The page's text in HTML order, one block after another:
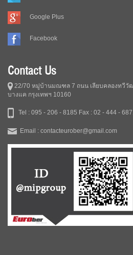
Google Plus
Facebook
Contact Us
22/70 หมู่บ้านมณฑล 7 ถนน เลียบคลองทวีวั
บางแค กรุงเทพฯ 10160
Tel : 095 - 206 - 8185 Fax : 02 - 444 -
Email : contacteurober@gmail.com